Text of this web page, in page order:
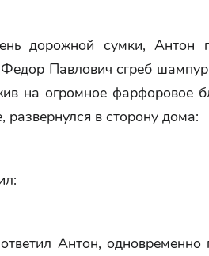
дорожной сумки, Антон
Павлович сгреб
на огромное фарфоровое
в сторону дома:
Антон, одновременно